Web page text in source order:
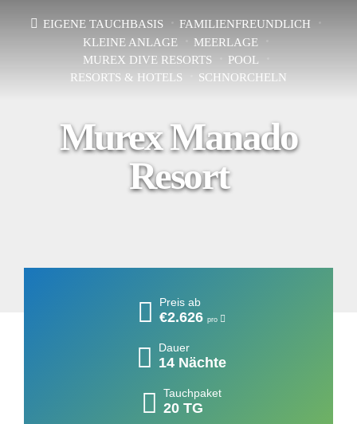
EIGENE TAUCHBASIS
FAMILIENFREUNDLICH
KLEINE ANLAGE
MEERLAGE
MUREX DIVE RESORTS
POOL
RESORTS & HOTELS
SCHNORCHELN
Murex Manado
Resort
Preis ab
€2.626 pro
Dauer
14 Nächte
Tauchpaket
20 TG